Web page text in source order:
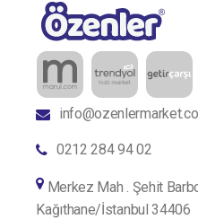
0212 284 94 02
Merkez Mah . Şehit
Kağıthane/İstanbul 34406